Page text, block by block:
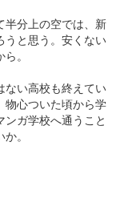
分上の空では、新
うと思う。安くない
。
ない高校も終えてい
物心ついた頃から学
ガ学校へ通うこと
。